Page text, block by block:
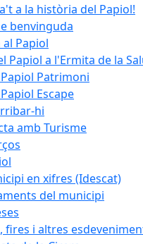
a la història del Papiol!
benvinguda
al Papiol
Papiol a l'Ermita de la
Papiol Patrimoni
Escape
hi
amb Turisme
en xifres (Idescat)
del municipi
fires i altres